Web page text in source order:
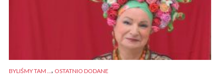
BYLIŚMY TAM ... , OSTATNIO DODANE